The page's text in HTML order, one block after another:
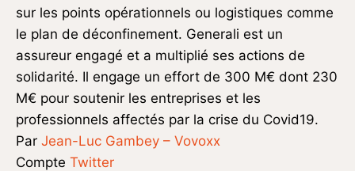
sur les points opérationnels ou logistiques comme
le plan de déconfinement. Generali est un
assureur engagé et a multiplié ses actions de
solidarité. Il engage un effort de 300 M€ dont 230
M€ pour soutenir les entreprises et les
professionnels affectés par la crise du Covid19.
Par Jean-Luc Gambey – Vovoxx
Compte Twitter